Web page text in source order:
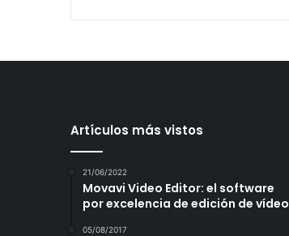
Artículos más vistos
21/06/2022
Movavi Video Editor: el software
por excelencia de edición de vídeo
05/08/2017